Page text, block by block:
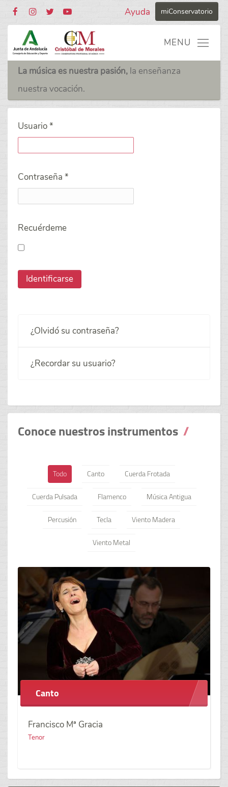
miConservatorio
Ayuda
La música es nuestra pasión, la enseñanza
nuestra vocación.
Usuario*
Contraseña *
Recuérdeme
Identificarse
¿Olvidó su contraseña?
¿Recordar su usuario?
Conoce nuestros instrumentos
Todo Canto
Cuerda Frotada
Cuerda Pulsada
Flamenco
Música Antigua
Percusión
Tecla
Viento Madera
Viento Metal
Canto
Francisco Mª Gracia
Tenor